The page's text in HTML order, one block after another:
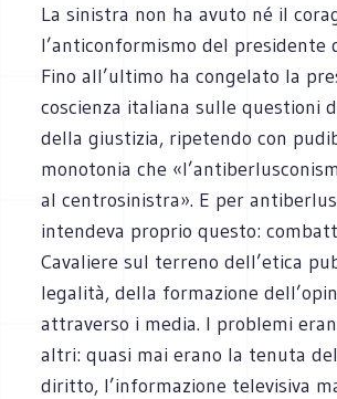
La sinistra non ha avuto né il
l’anticonformismo del presidente
Fino all’ultimo ha congelato la
coscienza italiana sulle questioni
della giustizia, ripetendo con
monotonia che
al centrosinistra». E per
intendeva proprio questo:
Cavaliere sul terreno dell’etica
legalità, della formazione
attraverso i media. I problemi
altri: quasi mai erano la tenuta
diritto, l’informazione televisiva